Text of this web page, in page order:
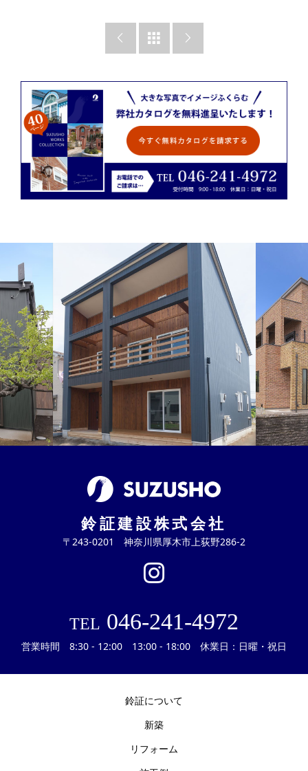
  
鈴証建設株式会社
〒243-0201 神奈川県厚木市上荻野286-2
TEL 046-241-4972
営業時間 8:30 - 12:00 13:00 - 18:00 休業日：日曜・祝日
鈴証について
新築
リフォーム